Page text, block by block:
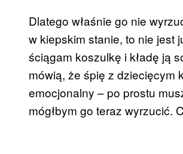
Dlatego właśnie go nie
w kiepskim stanie, to nie jest
ściągam koszulkę i kładę ją
mówią, że śpię z dziecięcym
emocjonalny – po prostu
mógłbym go teraz wyrzucić.